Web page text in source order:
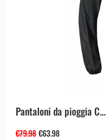
Pantaloni da pioggia C...
€79.98 €63.98